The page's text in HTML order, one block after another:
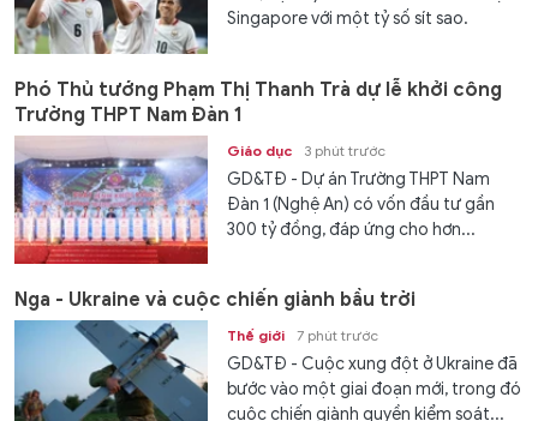
Singapore với một tỷ số sít sao.
Phó Thủ tướng Phạm Thị Thanh Trà dự lễ khởi công
Trường THPT Nam Đàn 1
Giáo dục 3 phút trước
GD&TĐ - Dự án Trường THPT Nam
Đàn 1 (Nghệ An) có vốn đầu tư gần
300 tỷ đồng, đáp ứng cho hơn...
Nga - Ukraine và cuộc chiến giành bầu trời
Thế giới 7 phút trước
GD&TĐ - Cuộc xung đột ở Ukraine đã
bước vào một giai đoạn mới, trong đó
cuộc chiến giành quyền kiểm soát...